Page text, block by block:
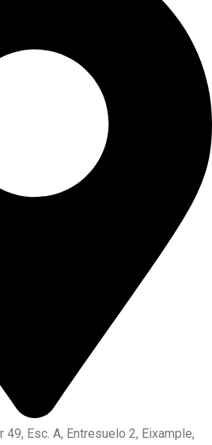
49, Esc. A, Entresuelo 2, Eixample,